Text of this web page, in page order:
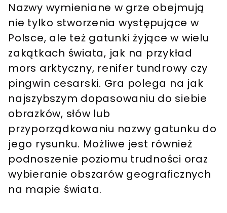
Nazwy wymieniane w grze obejmują
nie tylko stworzenia występujące w
Polsce, ale też gatunki żyjące w wielu
zakątkach świata, jak na przykład
mors arktyczny, renifer tundrowy czy
pingwin cesarski. Gra polega na jak
najszybszym dopasowaniu do siebie
obrazków, słów lub
przyporządkowaniu nazwy gatunku do
jego rysunku. Możliwe jest również
podnoszenie poziomu trudności oraz
wybieranie obszarów geograficznych
na mapie świata.